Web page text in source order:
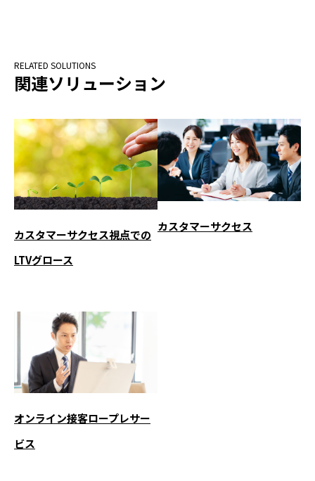
関連ソリューション
カスタマーサクセス視点での
LTVグロース
カスタマーサクセス
オンライン接客ロープレサー
ビス